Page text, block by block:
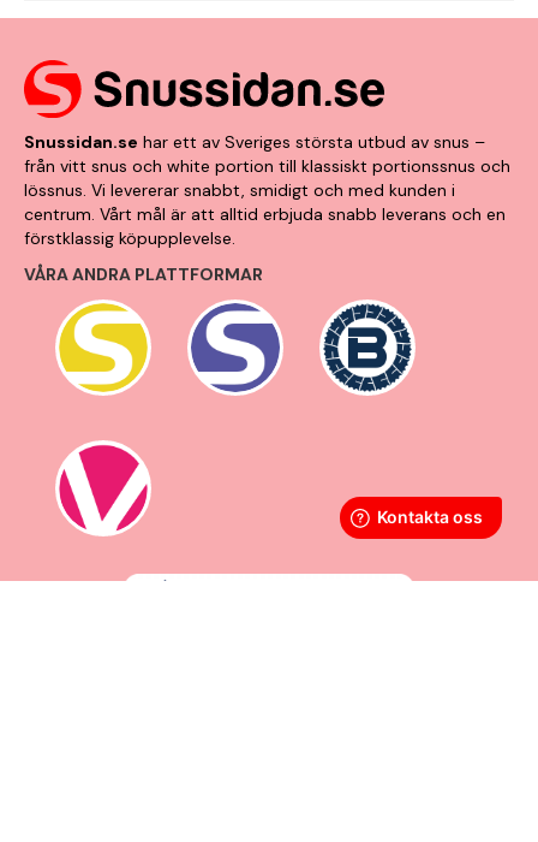
Snussidan.se har ett av Sveriges största utbud av snus –
från vitt snus och white portion till klassiskt portionssnus och
lössnus. Vi levererar snabbt, smidigt och med kunden i
centrum. Vårt mål är att alltid erbjuda snabb leverans och en
förstklassig köpupplevelse.
VÅRA ANDRA PLATTFORMAR